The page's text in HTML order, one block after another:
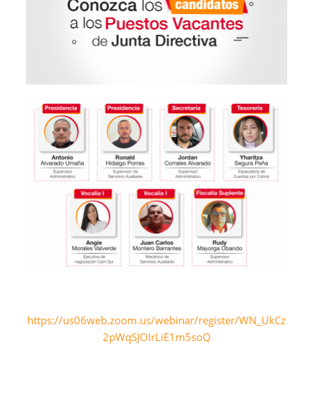
https://us06web.zoom.us/webinar/register/WN_UkCz
2pWqSJOIrLiE1m5soQ